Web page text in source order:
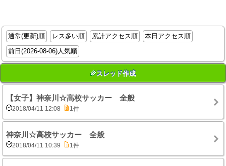
通常(更新)順 レス多い順 累計アクセス順
本日アクセス順
前日(2026-08-06)人気順
スレッド作成
【女子】神奈川☆高校サッカー 全般
2018/04/11 12:08 1件
神奈川☆高校サッカー 全般
2018/04/11 10:39 1件